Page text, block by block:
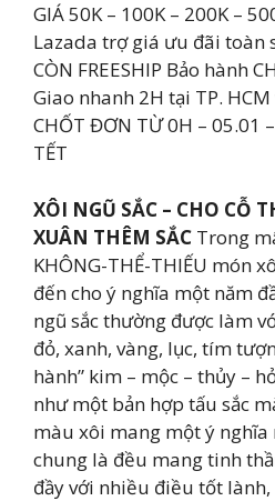
GIÁ 50K – 100K – 200K –
Lazada trợ giá ưu đãi toàn
CÒN FREESHIP Bảo hành
Giao nhanh 2H tại TP.
CHỐT ĐƠN TỪ 0H – 05.01
TẾT
XÔI NGŨ SẮC – CHO CỖ
XUÂN THÊM SẮC Trong
KHÔNG-THỂ-THIẾU món
đến cho ý nghĩa một năm
ngũ sắc thường được làm
đỏ, xanh, vàng, lục, tím
hành” kim – mộc – thủy –
như một bản hợp tấu sắc
màu xôi mang một ý
chung là đều mang tinh
đầy với nhiều điều tốt lành,